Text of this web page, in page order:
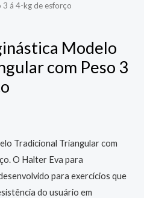
3 á 4-kg de esforço
Modelo
com Peso 3
Tradicional Triangular com
O Halter Eva para
para exercícios que
do usuário em